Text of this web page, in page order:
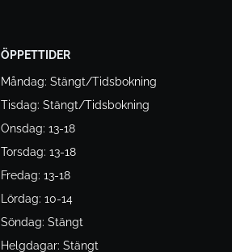
ÖPPETTIDER
Måndag: Stängt/Tidsbokning
Tisdag: Stängt/Tidsbokning
Onsdag: 13-18
Torsdag: 13-18
Fredag: 13-18
Lördag: 10-14
Söndag: Stängt
Helgdagar: Stängt